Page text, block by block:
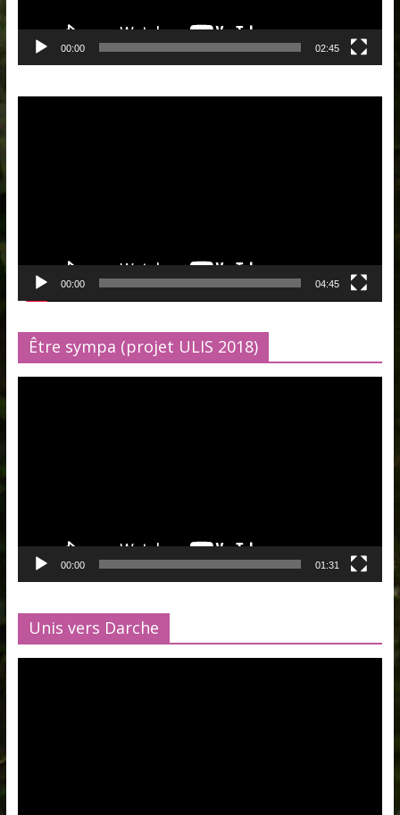
00:00 02:45
00:00 04:45
Être sympa (projet ULIS 2018)
00:00 01:31
Unis vers Darche